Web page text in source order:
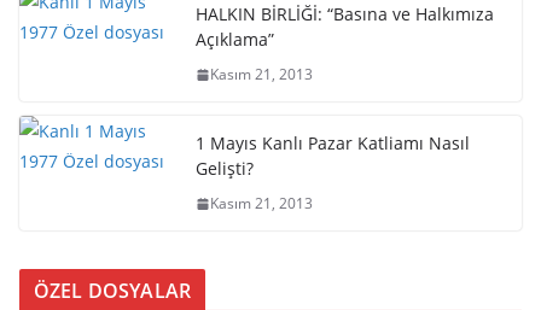
HALKIN BİRLİĞİ: “Basına ve Halkımıza
Açıklama”
Kasım 21, 2013
1 Mayıs Kanlı Pazar Katliamı Nasıl
Gelişti?
Kasım 21, 2013
ÖZEL DOSYALAR